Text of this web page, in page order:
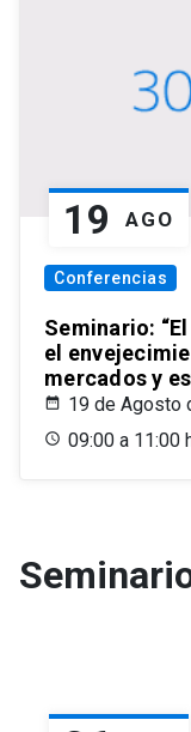
19 AGO
Conferencias
Seminario:
el
mercados y
19 de Agosto
09:00 a 11:00